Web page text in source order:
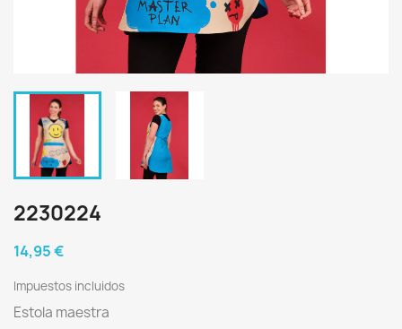
2230224
14,95 €
Impuestos incluidos
Estola maestra